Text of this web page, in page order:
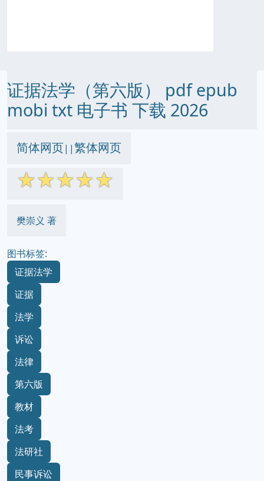
证据法学（第六版） pdf epub
mobi txt 电子书 下载 2026
简体网页||繁体网页
☆☆☆☆☆
樊崇义 著
图书标签:
证据法学
证据
法学
诉讼
法律
第六版
教材
法考
法研社
民事诉讼